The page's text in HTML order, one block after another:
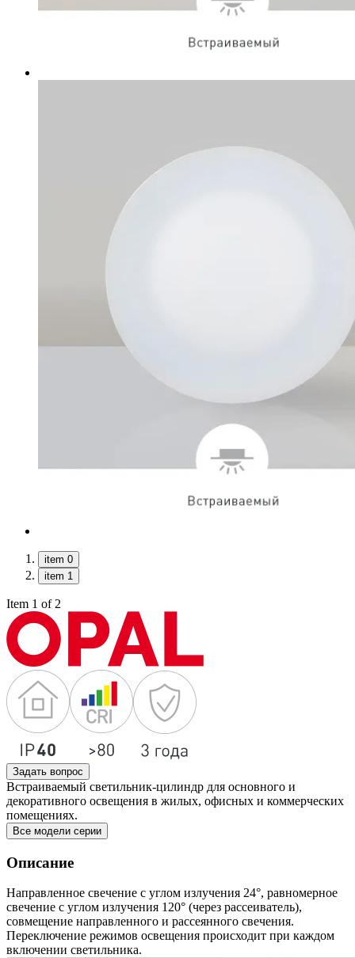
item 0
item 1
Item 1 of 2
Задать вопрос
Встраиваемый светильник-цилиндр для основного и
декоративного освещения в жилых, офисных и коммерческих
помещениях.
Все модели серии
Описание
Направленное свечение с углом излучения 24°, равномерное
свечение с углом излучения 120° (через рассеиватель),
совмещение направленного и рассеянного свечения.
Переключение режимов освещения происходит при каждом
включении светильника.